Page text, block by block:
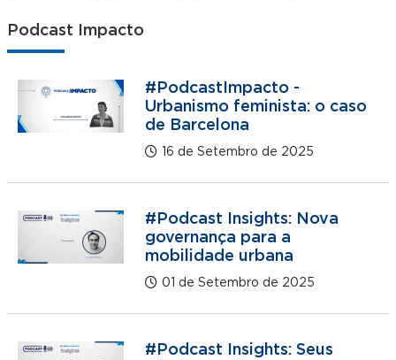
Podcast Impacto
#PodcastImpacto -
Urbanismo feminista: o caso
de Barcelona
16 de Setembro de 2025
#Podcast Insights: Nova
governança para a
mobilidade urbana
01 de Setembro de 2025
#Podcast Insights: Seus